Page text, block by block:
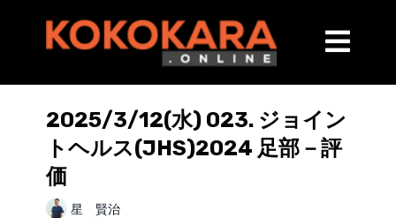
2025/3/12(水) 023. ジョイン
トヘルス(JHS)2024 足部－評
価
星 賢治